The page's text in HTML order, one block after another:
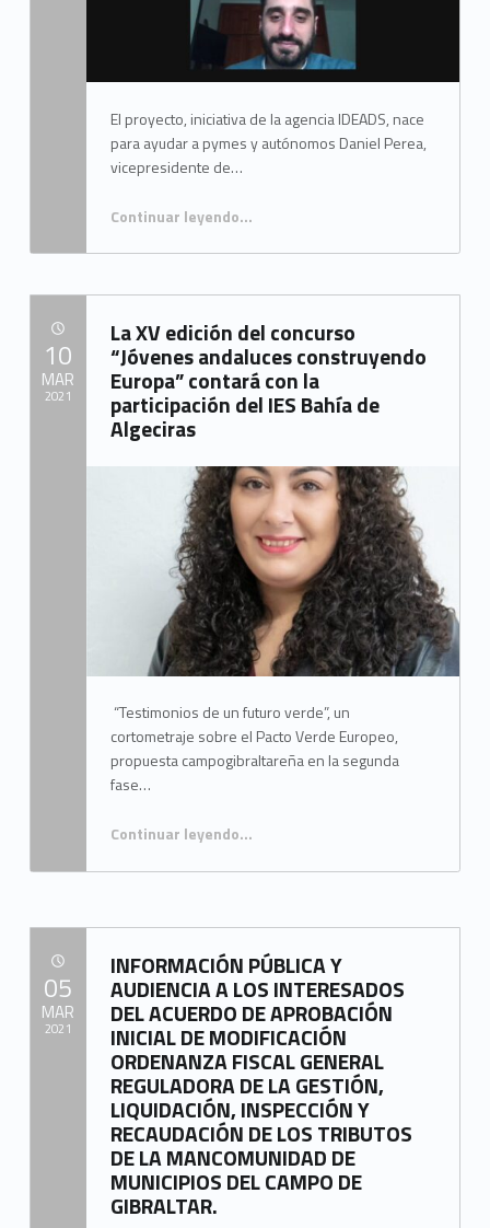
El proyecto, iniciativa de la agencia IDEADS, nace
para ayudar a pymes y autónomos Daniel Perea,
vicepresidente de…
Continuar leyendo…
La XV edición del concurso
“Jóvenes andaluces construyendo
Europa” contará con la
participación del IES Bahía de
Algeciras
“Testimonios de un futuro verde”, un
cortometraje sobre el Pacto Verde Europeo,
propuesta campogibraltareña en la segunda
fase…
Continuar leyendo…
10
MAR
2021
INFORMACIÓN PÚBLICA Y
AUDIENCIA A LOS INTERESADOS
DEL ACUERDO DE APROBACIÓN
INICIAL DE MODIFICACIÓN
ORDENANZA FISCAL GENERAL
REGULADORA DE LA GESTIÓN,
LIQUIDACIÓN, INSPECCIÓN Y
RECAUDACIÓN DE LOS TRIBUTOS
DE LA MANCOMUNIDAD DE
MUNICIPIOS DEL CAMPO DE
GIBRALTAR.
POSTED ON:05
MAR
2021